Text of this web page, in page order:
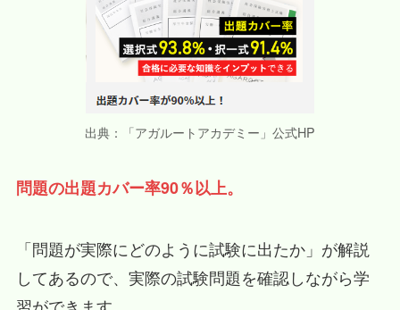
出典：「アガルートアカデミー」公式HP
問題の出題カバー率90％以上。
「問題が実際にどのように試験に出たか」が解説
してあるので、実際の試験問題を確認しながら学